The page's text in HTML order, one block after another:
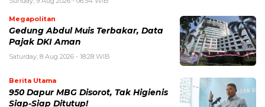
Megapolitan
Gedung Abdul Muis Terbakar, Data
Pajak DKI Aman
Saturday, 8 Aug 2026 - 18:28 WIB
Berita Utama
950 Dapur MBG Disorot, Tak Higienis
Siap-Siap Ditutup!